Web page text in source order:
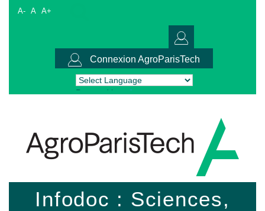
A- A A+
Connexion AgroParisTech
Powered by Translate
Infodoc : Sciences,